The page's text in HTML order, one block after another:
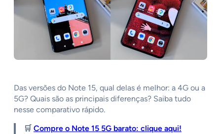
Das versões do Note 15, qual delas é melhor: a 4G ou a
5G? Quais são as principais diferenças? Saiba tudo
nesse comparativo rápido.
🛒 Compre o Note 15 5G barato: clique aqui!